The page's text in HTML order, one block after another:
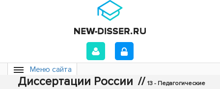
Меню сайта
Диссертации России // 13 - Педагогические